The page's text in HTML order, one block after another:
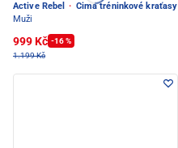
Active Rebel · Cima tréninkové kraťasy
Muži
999 Kč -16 %
1.199 Kč